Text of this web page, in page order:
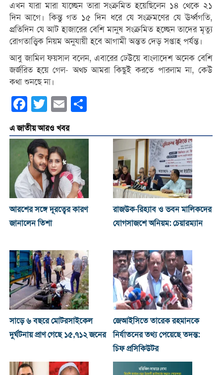
এখন যারা মারা যাচ্ছেন তারা সংক্রমিত হয়েছিলেন ১৪ থেকে ২১
দিন আগে। কিন্তু গত ১৫ দিন ধরে যে সংক্রমণের যে ঊর্ধ্বগতি,
প্রতিদিন যে আট হাজারের বেশি মানুষ সংক্রমিত হচ্ছেন তাদের মৃত্যু
রোগতাত্ত্বিক নিয়ম অনুযায়ী হবে আগামী অন্তত দেড় সপ্তাহ পর্যন্ত।
আবু জামিল ফয়সাল বলেন, এবারের ঢেউয়ে বাংলাদেশ অনেক বেশি
জর্জরিত হয়ে গেল- অথচ আমরা কিছুই করতে পারলাম না, কেউ
কথা শুনছে না।
Facebook
Twitter Email
এ জাতীয় আরও খবর
আরশের সঙ্গে দূরত্বের কারণ
জানালেন তিশা
রাজউক-রিহ্যাব ও ভবন মালিকদের
যোগসাজশে অনিয়ম: চেয়ারম্যান
সাড়ে ৬ বছরে মোটরসাইকেল
দুর্ঘটনায় প্রাণ গেছে ১৫,৭১২ জনের
জেআইসিতে তারেক রহমানকে
নির্যাতনের তথ্য পেয়েছে তদন্ত:
চিফ প্রসিকিউটর